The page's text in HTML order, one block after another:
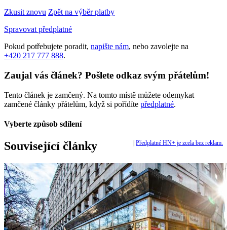
Zkusit znovu Zpět na výběr platby
Spravovat předplatné
Pokud potřebujete poradit, napište nám, nebo zavolejte na
+420 217 777 888.
Zaujal vás článek? Pošlete odkaz svým přátelům!
Tento článek je zamčený. Na tomto místě můžete odemykat
zamčené články přátelům, když si pořídíte předplatné.
Vyberte způsob sdílení
Předplatné HN+ je zcela bez reklam.
Související články